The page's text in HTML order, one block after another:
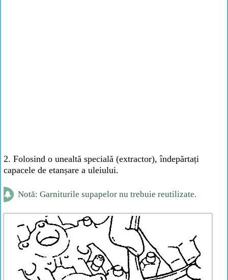
2. Folosind o unealtă specială (extractor), îndepărtați
capacele de etanșare a uleiului.
Notă: Garniturile supapelor nu trebuie reutilizate.